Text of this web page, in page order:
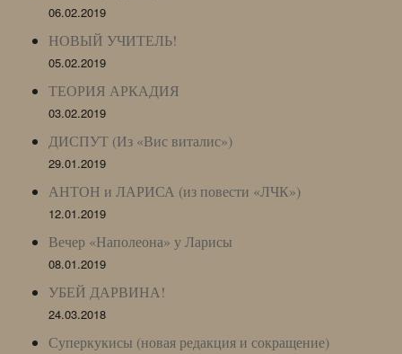
06.02.2019
НОВЫЙ УЧИТЕЛЬ!
05.02.2019
ТЕОРИЯ АРКАДИЯ
03.02.2019
ДИСПУТ (Из «Вис виталис»)
29.01.2019
АНТОН и ЛАРИСА (из повести «ЛЧК»)
12.01.2019
Вечер «Наполеона» у Ларисы
08.01.2019
УБЕЙ ДАРВИНА!
24.03.2018
Суперкукисы (новая редакция и сокращение)